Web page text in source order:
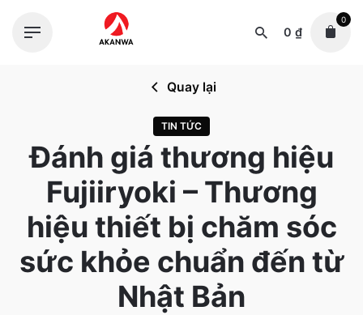
0 ₫
0
Quay lại
TIN TỨC
Đánh giá thương hiệu
Fujiiryoki – Thương
hiệu thiết bị chăm sóc
sức khỏe chuẩn đến từ
Nhật Bản